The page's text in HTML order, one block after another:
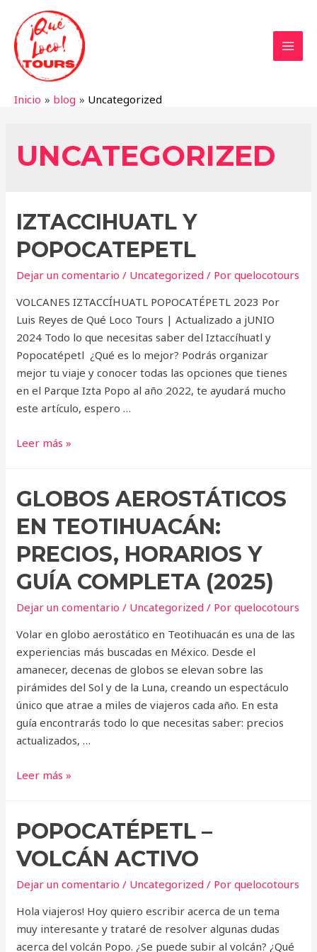
contenido
Inicio blog Uncategorized
UNCATEGORIZED
IZTACCIHUATL Y
POPOCATEPETL
Dejar un comentario / Uncategorized / Porquelocotours
VOLCANES IZTACCÍHUATL POPOCATÉPETL 2023 Por
Luis Reyes de Qué Loco Tours | Actualizado a jUNIO
2024 Todo lo que necesitas saber del Iztaccíhuatl y
Popocatépetl ¿Qué es lo mejor? Podrás organizar
mejor tu viaje y conocer todas las opciones que tienes
en el Parque Izta Popo al año 2022, te ayudará mucho
este artículo, espero …
IZTACCIHUATL
Leer más »
GLOBOS AEROSTÁTICOS
EN TEOTIHUACÁN:
PRECIOS, HORARIOS Y
GUÍA COMPLETA (2025)
Dejar un comentario / Uncategorized / Porquelocotours
Volar en globo aerostático en Teotihuacán es una de las
experiencias más buscadas en México. Desde el
amanecer, decenas de globos se elevan sobre las
pirámides del Sol y de la Luna, creando un espectáculo
único que atrae a miles de viajeros cada año. En esta
guía encontrarás todo lo que necesitas saber: precios
actualizados, …
Globos
Teotihuacán:
horarios
y
completa
(2025)
Leer más »
POPOCATÉPETL –
VOLCÁN ACTIVO
Dejar un comentario / Uncategorized / Porquelocotours
Hola viajeros! Hoy quiero escribir acerca de un tema
muy interesante y trataré de resolver algunas dudas
acerca del volcán Popo. ¿Se puede subir al volcán? ¿Qué